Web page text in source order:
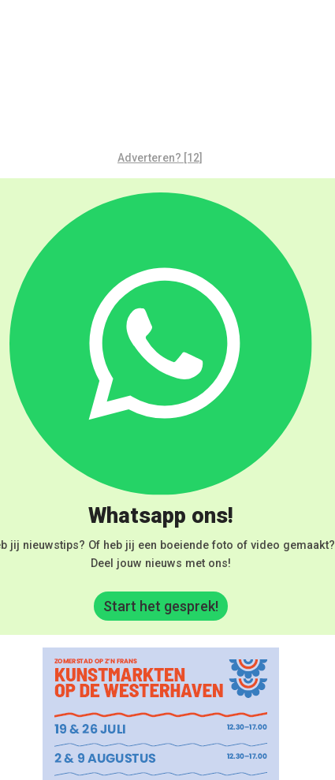
Adverteren? [12]
Whatsapp ons!
jij nieuwstips? Of heb jij een boeiende foto of video gemaakt?
Deel jouw nieuws met ons!
Start het gesprek!